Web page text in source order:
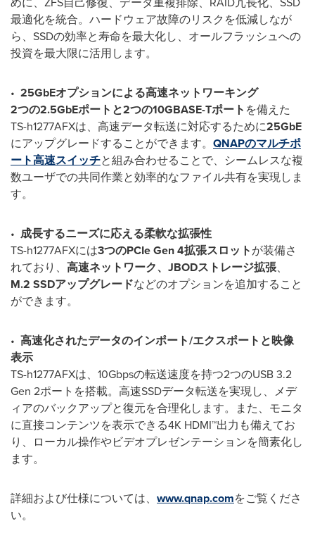
最適化を統合。ハードウェア故障のリスクを低減しなが
ら、SSDの効率と寿命を最大化し、オールフラッシュへの
投資を最大限に活用します。
• 25GbEオプションによる高速ネットワーキング
2つの2.5GbEポートと2つの10GBASE-Tポート を備えた
TS-h1277AFXは、高速データ転送に対応するために25GbE
にアップグレードすることができます。 QNAPのマルチポ
ート高速スイッチと組み合わせることで、シームレスな複
数ユーザでの共同作業と効率的なファイル共有を実現しま
す。
• 成長するニーズに応える柔軟な拡張性
TS-h1277AFXには3つのPCIe Gen 4拡張スロットが装備さ
れており、 高速ネットワーク、 JBODストレージ拡張、
M.2 SSDアップグレードなどのオプションを追加すること
ができます。
• 高速化されたデータのインポート/エクスポートと映像
表示
TS-h1277AFXは、10Gbpsの転送速度を持つ2つのUSB 3.2
Gen 2ポートを搭載。高速SSDデータ転送を実現し、メデ
ィアのバックアップと復元を合理化します。また、モニタ
に直接コンテンツを表示できる4K HDMI™出力も備えてお
り、ローカル操作やビデオプレゼンテーションを簡素化し
ます。
詳細および仕様については、 www.qnap.comをご覧くださ
い。